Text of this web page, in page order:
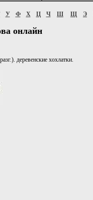
У Ф Х Ц Ч Ш Щ Э
онлайн
деревенские хохлатки.